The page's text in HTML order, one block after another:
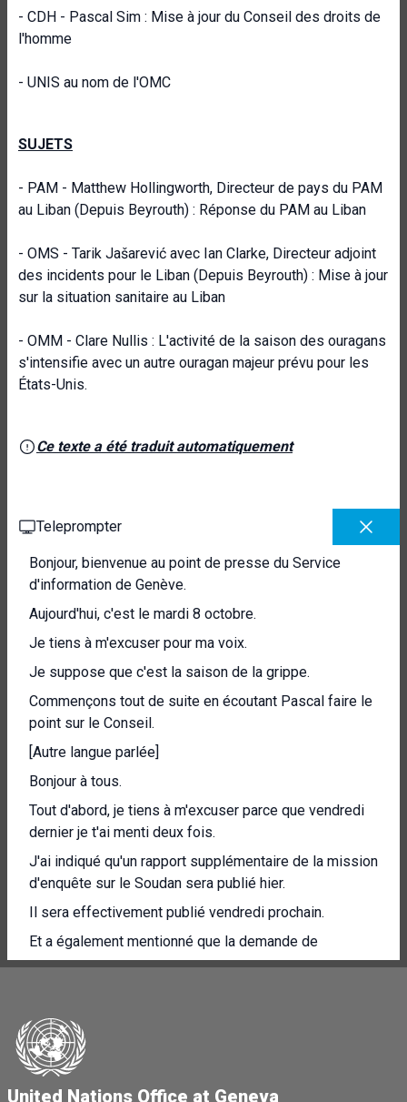
- CDH - Pascal Sim : Mise à jour du Conseil des droits de
l'homme
- UNIS au nom de l'OMC
SUJETS
- PAM - Matthew Hollingworth, Directeur de pays du PAM
au Liban (Depuis Beyrouth) : Réponse du PAM au Liban
- OMS - Tarik Jašarević avec Ian Clarke, Directeur adjoint
des incidents pour le Liban (Depuis Beyrouth) : Mise à jour
sur la situation sanitaire au Liban
- OMM - Clare Nullis : L'activité de la saison des ouragans
s'intensifie avec un autre ouragan majeur prévu pour les
États-Unis.
Ce texte a été traduit automatiquement
Teleprompter
Bonjour, bienvenue au point de presse du Service
d'information de Genève.
Aujourd'hui, c'est le mardi 8 octobre.
Je tiens à m'excuser pour ma voix.
Je suppose que c'est la saison de la grippe.
Commençons tout de suite en écoutant Pascal faire le
point sur le Conseil.
[Autre langue parlée]
Bonjour à tous.
Tout d'abord, je tiens à m'excuser parce que vendredi
dernier je t'ai menti deux fois.
J'ai indiqué qu'un rapport supplémentaire de la mission
d'enquête sur le Soudan sera publié hier.
Il sera effectivement publié vendredi prochain.
Et a également mentionné que la demande de
renouvellement du mandat du rapport spécial sur le
Je m'en excuse donc.
Ce matin, le commissaire **** fera le point sur la
situation des droits de l'homme en Ukraine.
United Nations Office at Geneva